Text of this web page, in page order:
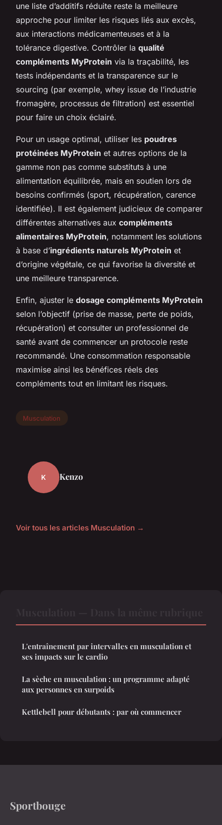
une liste d’additifs réduite reste la meilleure
approche pour limiter les risques liés aux excès,
aux interactions médicamenteuses et à la
tolérance digestive. Contrôler la qualité
compléments MyProtein via la traçabilité, les
tests indépendants et la transparence sur le
sourcing (par exemple, whey issue de l’industrie
fromagère, processus de filtration) est essentiel
pour faire un choix éclairé.
Pour un usage optimal, utiliser les poudres
protéinées MyProtein et autres options de la
gamme non pas comme substituts à une
alimentation équilibrée, mais en soutien lors de
besoins confirmés (sport, récupération, carence
identifiée). Il est également judicieux de comparer
différentes alternatives aux compléments
alimentaires MyProtein, notamment les solutions
à base d’ingrédients naturels MyProtein et
d’origine végétale, ce qui favorise la diversité et
une meilleure transparence.
Enfin, ajuster le dosage compléments MyProtein
selon l’objectif (prise de masse, perte de poids,
récupération) et consulter un professionnel de
santé avant de commencer un protocole reste
recommandé. Une consommation responsable
maximise ainsi les bénéfices réels des
compléments tout en limitant les risques.
Musculation
K Kenzo
Voir tous les articles Musculation →
L'entraînement par intervalles en musculation et
ses impacts sur le cardio
La sèche en musculation : un programme adapté
aux personnes en surpoids
Kettlebell pour débutants : par où commencer
Sportbouge